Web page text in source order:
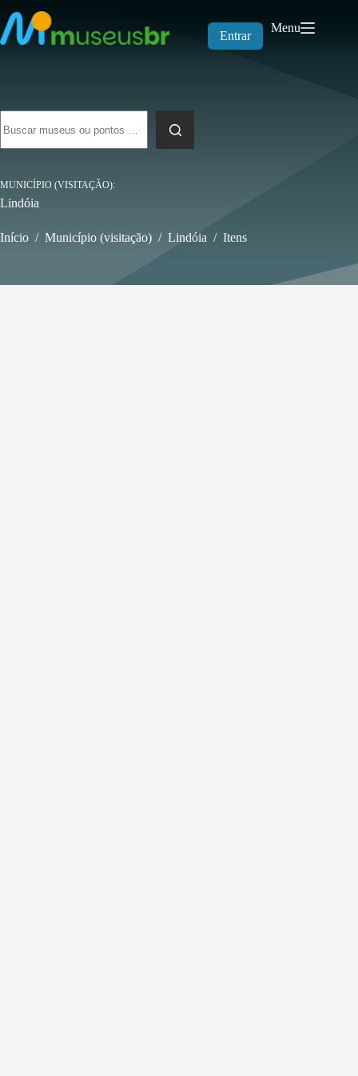
para
o
conteúdo
Entrar
Menu
resultados
MUNICÍPIO (VISITAÇÃO)
Lindóia
Início / Município (visitação) / Lindóia / Itens